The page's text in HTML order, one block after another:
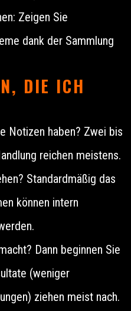
Zeigen Sie
dank der Sammlung
DIE ICH
Notizen haben? Zwei bis
reichen meistens.
Standardmäßig das
können intern
Dann beginnen Sie
(weniger
ziehen meist nach.